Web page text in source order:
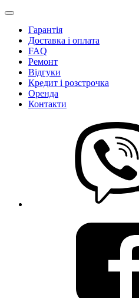
Гарантія
Доставка і оплата
FAQ
Ремонт
Відгуки
Кредит і розстрочка
Оренда
Контакти